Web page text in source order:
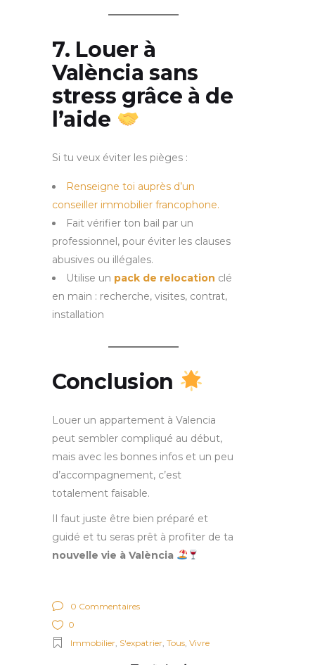
7. Louer à
València sans
stress grâce à de
l’aide
Si tu veux éviter les pièges :
Renseigne toi auprès d’un
conseiller immobilier francophone.
Fait vérifier ton bail par un
professionnel, pour éviter les clauses
abusives ou illégales.
Utilise un pack de relocation clé
en main : recherche, visites, contrat,
installation
Conclusion
Louer un appartement à Valencia
peut sembler compliqué au début,
mais avec les bonnes infos et un peu
d’accompagnement, c’est
totalement faisable.
Il faut juste être bien préparé et
guidé et tu seras prêt à profiter de ta
nouvelle vie à València
0 Commentaires
0
Immobilier S'expatrier Tous Vivre